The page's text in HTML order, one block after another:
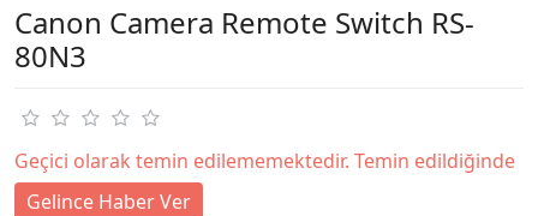
Canon Camera Remote Switch RS-
80N3
Geçici olarak temin edilememektedir. Temin edildiğinde
Gelince Haber Ver